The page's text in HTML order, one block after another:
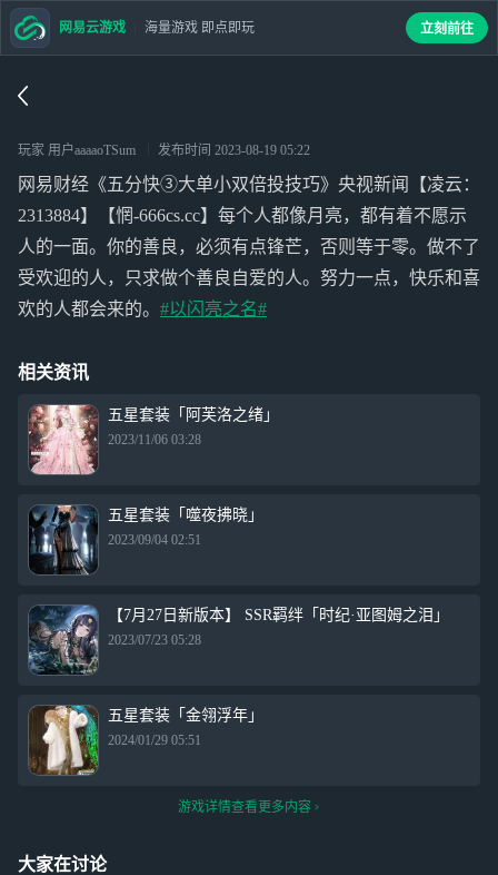
玩家 用户aaaaoTSum 发布时间 2023-08-19 05:22
网易财经《五分快③大单小双倍投技巧》央视新闻【凌云：
2313884】【惘-666cs.cc】每个人都像月亮，都有着不愿示
人的一面。你的善良，必须有点锋芒，否则等于零。做不了
受欢迎的人，只求做个善良自爱的人。努力一点，快乐和喜
欢的人都会来的。 #以闪亮之名#
相关资讯
五星套装「阿芙洛之绪」
2023/11/06 03:28
五星套装「噬夜拂晓」
2023/09/04 02:51
【7月27日新版本】 SSR羁绊「时纪·亚图姆之泪」
2023/07/23 05:28
五星套装「金翎浮年」
2024/01/29 05:51
游戏详情查看更多内容
大家在讨论
网易云游戏 海量游戏 即点即玩 立刻前往